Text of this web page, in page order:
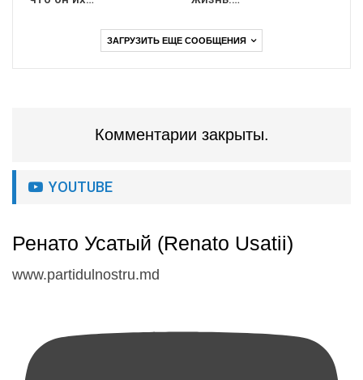
ЗАГРУЗИТЬ ЕЩЕ СООБЩЕНИЯ
Комментарии закрыты.
YOUTUBE
Ренато Усатый (Renato Usatii)
www.partidulnostru.md